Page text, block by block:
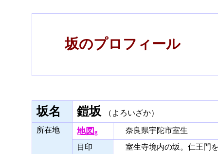
坂のプロフィール
坂名 鎧坂 （よろいざか）
所在地 地図 g
奈良県宇陀市室生
目印
室生寺境内の坂。仁王門